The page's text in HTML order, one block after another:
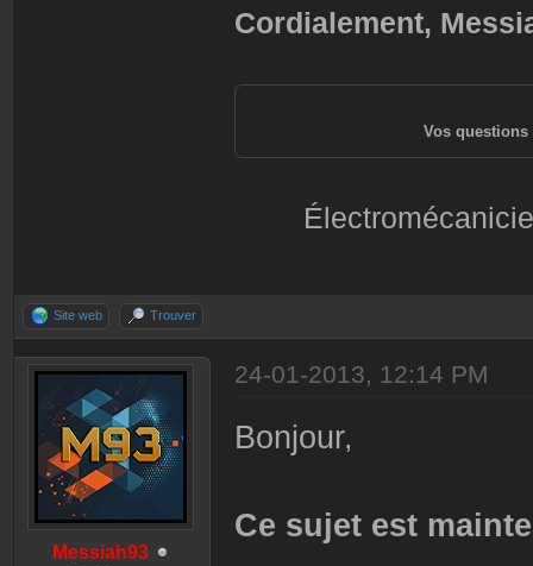
Cordialement,
Vos questions
Site web Trouver
Messiah93
24-01-2013, 12:14 PM
Bonjour,
Ce sujet est